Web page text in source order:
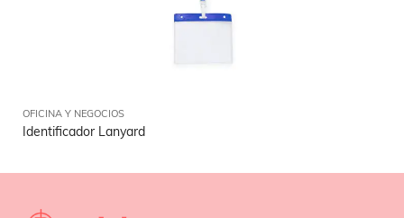
OFICINA Y NEGOCIOS
Identificador Lanyard